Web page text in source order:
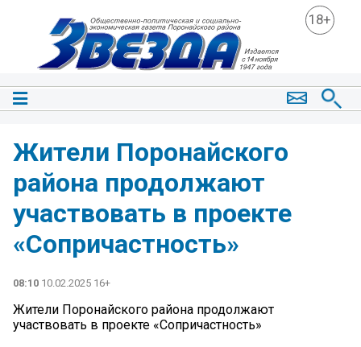
18+
Жители Поронайского
района продолжают
участвовать в проекте
«Сопричастность»
08:10 10.02.2025 16+
Жители Поронайского района продолжают
участвовать в проекте «Сопричастность»